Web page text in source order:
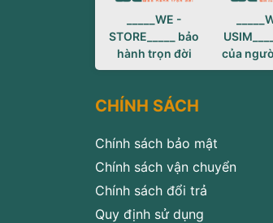
_____WE -
STORE_____ bảo
hành trọn đời
của
CHÍNH SÁCH
Chính sách bảo mật
Chính sách vận chuyển
Chính sách đổi trả
Quy định sử dụng